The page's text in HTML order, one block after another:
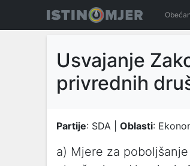
Usvajanje
privrednih
Partije: SDA | Oblasti:
a) Mjere za